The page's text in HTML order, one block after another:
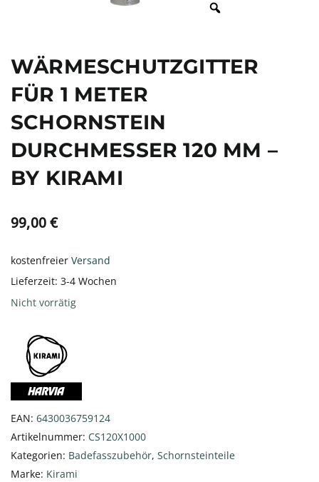
WÄRMESCHUTZGITTER
FÜR 1 METER
SCHORNSTEIN
DURCHMESSER 120 MM –
BY KIRAMI
99,00€
kostenfreier Versand
Lieferzeit: 3-4 Wochen
Nicht vorrätig
EAN: 6430036759124
Artikelnummer: CS120X1000
Kategorien: Badefasszubehör, Schornsteinteile
Marke: Kirami